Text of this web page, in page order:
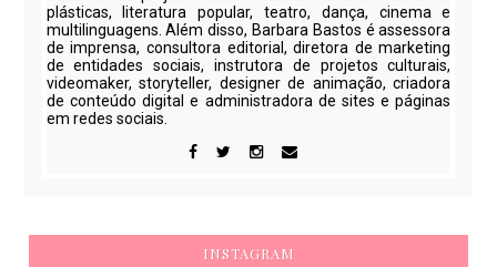
plásticas, literatura popular, teatro, dança, cinema e
multilinguagens. Além disso, Barbara Bastos é assessora
de imprensa, consultora editorial, diretora de marketing
de entidades sociais, instrutora de projetos culturais,
videomaker, storyteller, designer de animação, criadora
de conteúdo digital e administradora de sites e páginas
em redes sociais.
INSTAGRAM